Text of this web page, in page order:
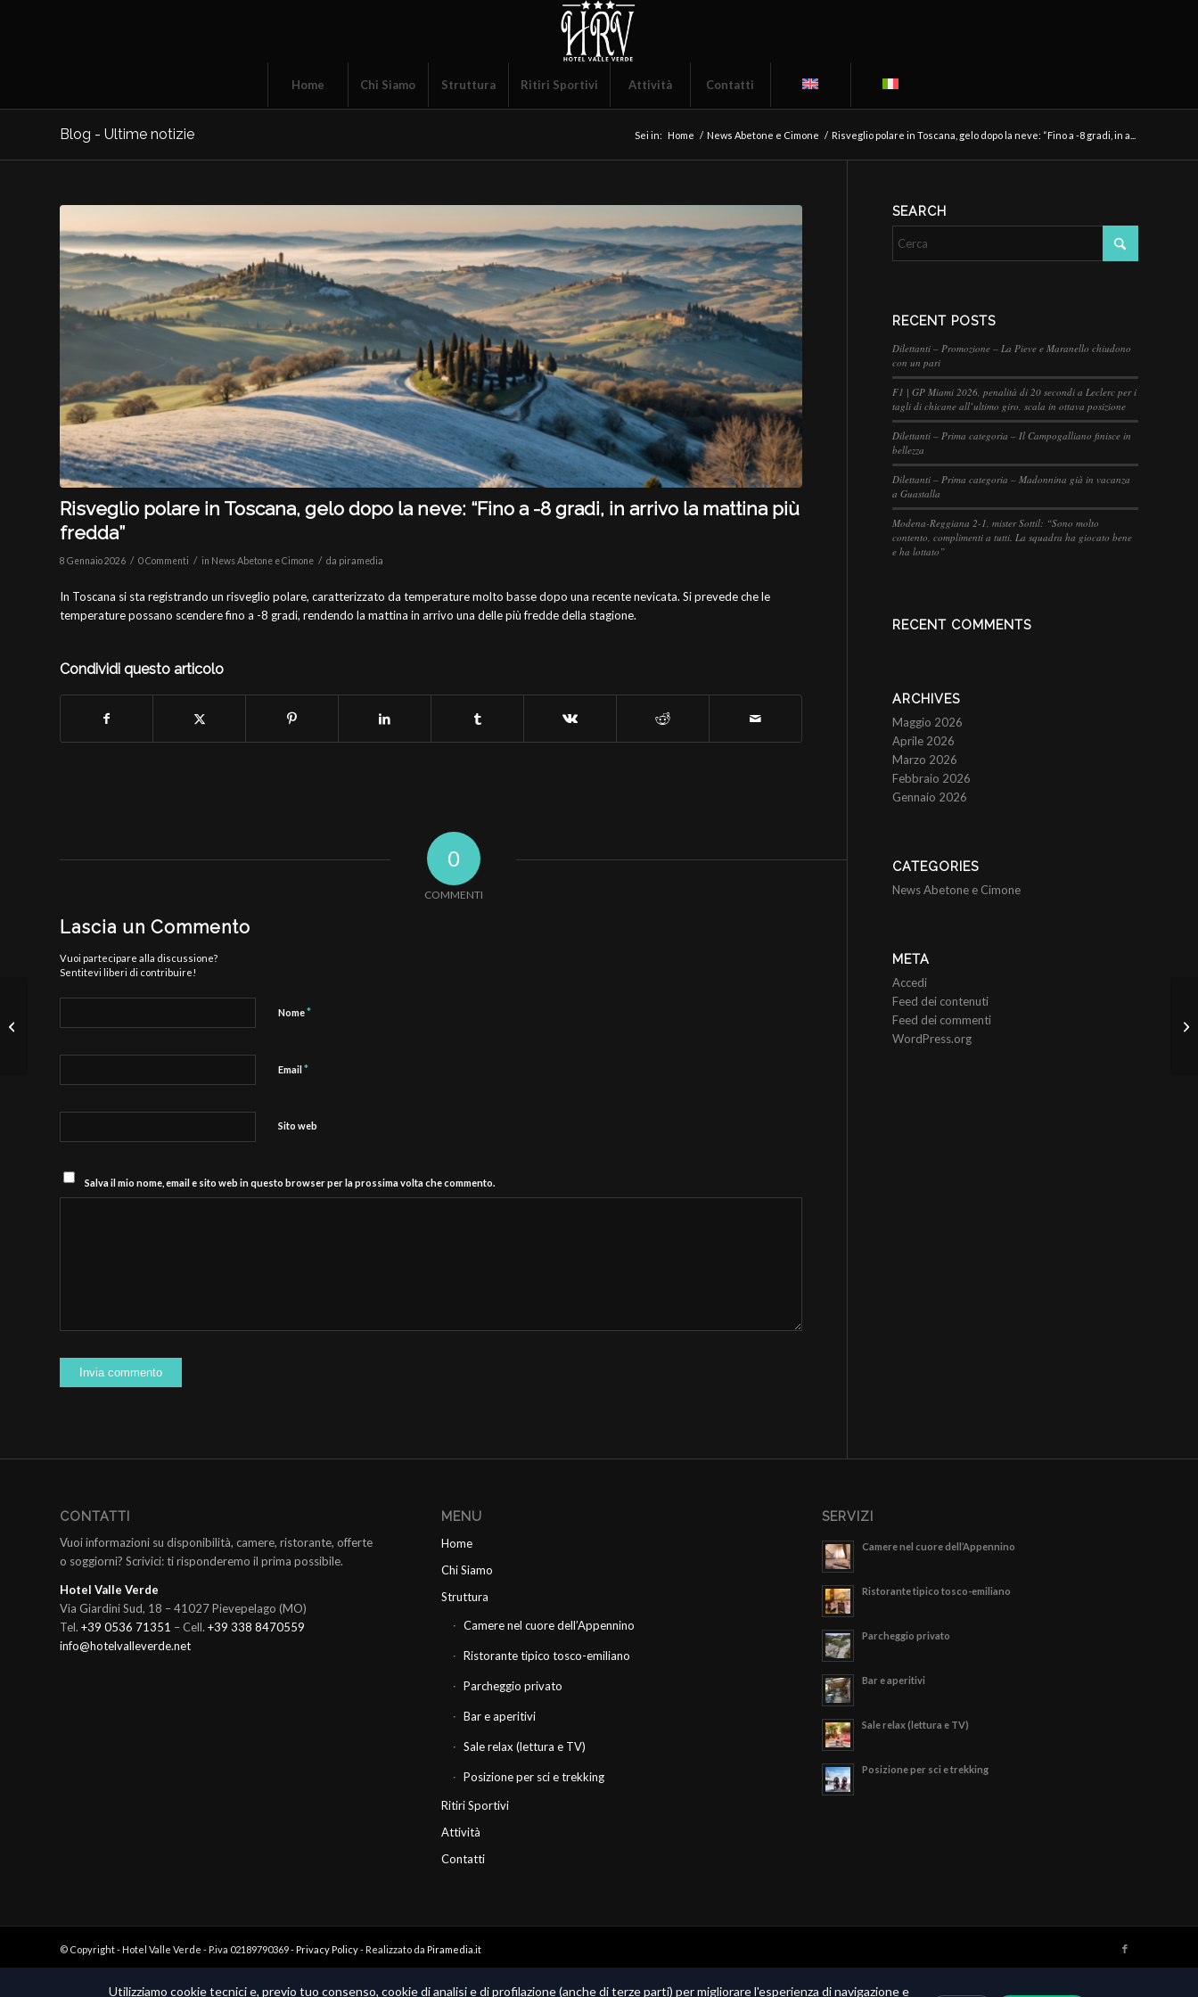
Home Chi Siamo Struttura Ritiri Sportivi Attività Contatti
Blog - Ultime notizie Sei in: Home / News Abetone e Cimone / Risveglio polare in Toscana, gelo dopo la neve: “Fino a -8 gradi, in a...
Risveglio polare in Toscana, gelo dopo la neve: “Fino a -8 gradi, in arrivo la mattina più
fredda”
8 Gennaio 2026 / 0 Commenti / in News Abetone e Cimone / da piramedia
In Toscana si sta registrando un risveglio polare, caratterizzato da temperature molto basse dopo una recente nevicata. Si prevede che le
temperature possano scendere fino a -8 gradi, rendendo la mattina in arrivo una delle più fredde della stagione.
Condividi questo articolo
0
COMMENTI
Lascia un Commento
Vuoi partecipare alla discussione?
Sentitevi liberi di contribuire!
Nome*
Email*
Sito web
Salva il mio nome, email e sito web in questo browser per la prossima volta che commento.
SEARCH
RECENT POSTS
Dilettanti – Promozione – La Pieve e Maranello chiudono
con un pari
F1 | GP Miami 2026, penalità di 20 secondi a Leclerc per i
tagli di chicane all’ultimo giro, scala in ottava posizione
Dilettanti – Prima categoria – Il Campogalliano finisce in
bellezza
Dilettanti – Prima categoria – Madonnina già in vacanza
a Guastalla
Modena-Reggiana 2-1, mister Sottil: “Sono molto
contento, complimenti a tutti. La squadra ha giocato bene
e ha lottato”
RECENT COMMENTS
ARCHIVES
Maggio 2026
Aprile 2026
Marzo 2026
Febbraio 2026
Gennaio 2026
CATEGORIES
News Abetone e Cimone
META
Accedi
Feed dei contenuti
Feed dei commenti
WordPress.org
CONTATTI
Vuoi informazioni su disponibilità, camere, ristorante, offerte
o soggiorni? Scrivici: ti risponderemo il prima possibile.
Hotel Valle Verde
Via Giardini Sud, 18 – 41027 Pievepelago (MO)
Tel. +39 0536 71351 – Cell. +39 338 8470559
info@hotelvalleverde.net
MENU
Home
Chi Siamo
Struttura
Camere nel cuore dell’Appennino
Ristorante tipico tosco-emiliano
Parcheggio privato
Bar e aperitivi
Sale relax (lettura e TV)
Posizione per sci e trekking
Ritiri Sportivi
Attività
Contatti
SERVIZI
Camere nel cuore dell’Appennino
Ristorante tipico tosco-emiliano
Parcheggio privato
Bar e aperitivi
Sale relax (lettura e TV)
Posizione per sci e trekking
© Copyright - Hotel Valle Verde - P.iva 02189790369 -Privacy Policy- Realizzato da Piramedia.it
Andrea Passino e
Europa: «Lo step
Utilizziamo cookie tecnici e, previo tuo consenso, cookie di analisi e di profilazione (anche di terze parti) per migliorare l'esperienza di navigazione e